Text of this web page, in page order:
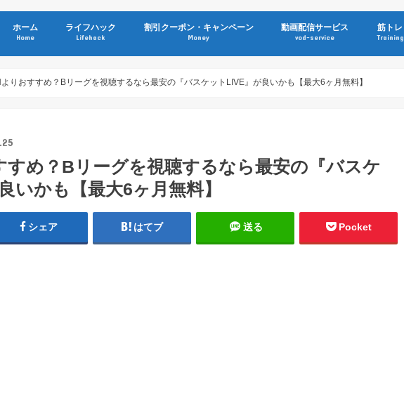
ホーム
Home
ライフハック
Lifehack
割引クーポン・キャンペーン
Money
動画配信サービス
vod-service
筋トレ
Training
よりおすすめ？Bリーグを視聴するなら最安の『バスケットLIVE』が良いかも【最大6ヶ月無料】
すめ？Bリーグを視聴するなら最安の『バスケ
いかも【最大6ヶ月無料】
シェア はてブ 送る Pocket